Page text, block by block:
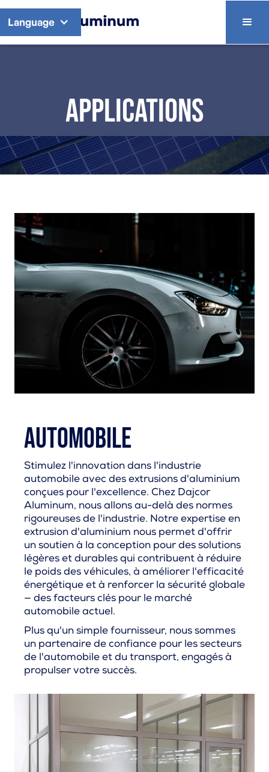
Language
Applications
Automobile
Stimulez l'innovation dans l'industrie
automobile avec des extrusions d'aluminium
conçues pour l'excellence. Chez Dajcor
Aluminum, nous allons au-delà des normes
rigoureuses de l'industrie. Notre expertise en
extrusion d'aluminium nous permet d'offrir
un soutien à la conception pour des solutions
légères et durables qui contribuent à réduire
le poids des véhicules, à améliorer l'efficacité
énergétique et à renforcer la sécurité globale
— des facteurs clés pour le marché
automobile actuel.
Plus qu'un simple fournisseur, nous sommes
un partenaire de confiance pour les secteurs
de l'automobile et du transport, engagés à
propulser votre succès.